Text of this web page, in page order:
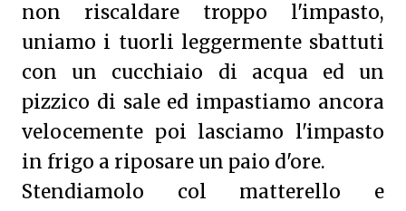
non riscaldare troppo l'impasto,
uniamo i tuorli leggermente sbattuti
con un cucchiaio di acqua ed un
pizzico di sale ed impastiamo ancora
velocemente poi lasciamo l'impasto
in frigo a riposare un paio d'ore.
Stendiamolo col matterello e